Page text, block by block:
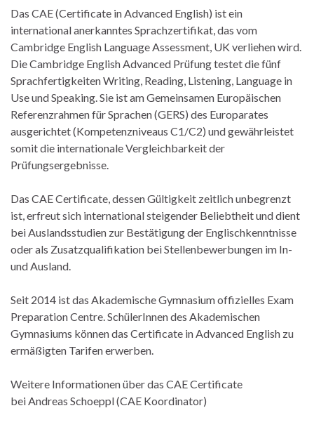
Das CAE (Certificate in Advanced English) ist ein
international anerkanntes Sprachzertifikat, das vom
Cambridge English Language Assessment, UK verliehen wird.
Die Cambridge English Advanced Prüfung testet die fünf
Sprachfertigkeiten Writing, Reading, Listening, Language in
Use und Speaking. Sie ist am Gemeinsamen Europäischen
Referenzrahmen für Sprachen (GERS) des Europarates
ausgerichtet (Kompetenzniveaus C1/C2) und gewährleistet
somit die internationale Vergleichbarkeit der
Prüfungsergebnisse.
Das CAE Certificate, dessen Gültigkeit zeitlich unbegrenzt
ist, erfreut sich international steigender Beliebtheit und dient
bei Auslandsstudien zur Bestätigung der Englischkenntnisse
oder als Zusatzqualifikation bei Stellenbewerbungen im In-
und Ausland.
Seit 2014 ist das Akademische Gymnasium offizielles Exam
Preparation Centre. SchülerInnen des Akademischen
Gymnasiums können das Certificate in Advanced English zu
ermäßigten Tarifen erwerben.
Weitere Informationen über das CAE Certificate
bei Andreas Schoeppl (CAE Koordinator)